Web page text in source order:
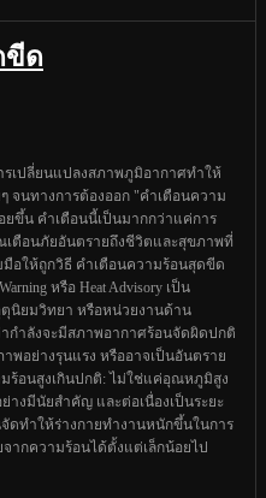
ขีด
รเปลี่ยนแปลงสภาพภูมิอากาศทำให้
จนทางการต้องออก "คำเตือนความ
อยขึ้น คำเตือนนี้เป็นมากกว่าแค่การ
ตือนภัยอันตรายถึงชีวิตและสุขภาพที่
มือให้ถูกวิธี คำเตือนความร้อนสุดขีด
หรือ Heat Advisory เป็น
นิยมวิทยา หรือหน่วยงานด้าน
กำลังจะมีสภาพอากาศร้อนจัดผิดปกติ
พอย่างรุนแรง หรืออาจเป็นอันตราย
ร้อนสูงเกินปกติ: ไม่ใช่แค่อุณหภูมิสูง
งมีนัยสำคัญ และต่อเนื่องเป็นระยะ
ดทำให้ร่างกายทำงานหนักขึ้นในการ
ากความร้อนได้ตั้งแต่เล็กน้อยไป